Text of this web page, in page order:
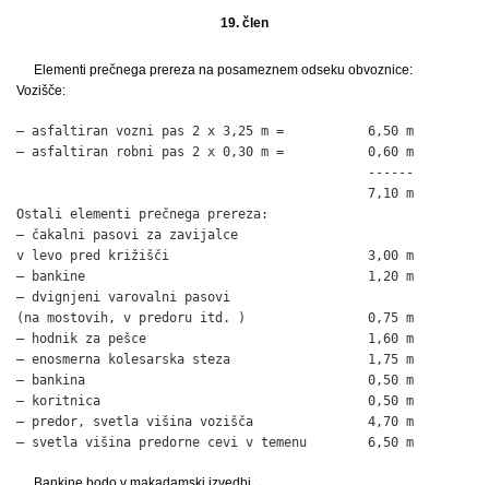
19. člen
Elementi prečnega prereza na posameznem odseku obvoznice:
Vozišče:
– asfaltiran vozni pas 2 x 3,25 m =           6,50 m
– asfaltiran robni pas 2 x 0,30 m =           0,60 m
                                              ------
                                              7,10 m
Ostali elementi prečnega prereza:
– čakalni pasovi za zavijalce
v levo pred križišči                          3,00 m
– bankine                                     1,20 m
– dvignjeni varovalni pasovi
(na mostovih, v predoru itd. )                0,75 m
– hodnik za pešce                             1,60 m
– enosmerna kolesarska steza                  1,75 m
– bankina                                     0,50 m
– koritnica                                   0,50 m
– predor, svetla višina vozišča               4,70 m
– svetla višina predorne cevi v temenu        6,50 m